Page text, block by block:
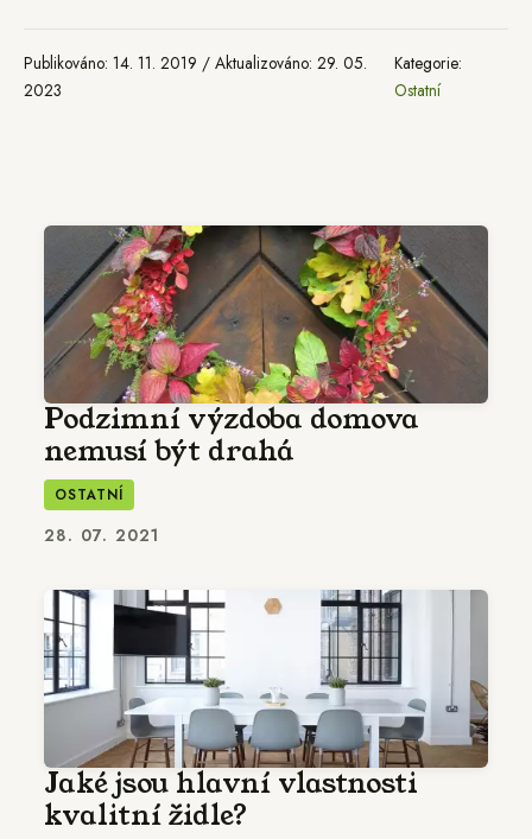
Publikováno: 14. 11. 2019 / Aktualizováno: 29. 05.
2023
Kategorie:
Ostatní
Podzimní výzdoba domova
nemusí být drahá
OSTATNÍ
28. 07. 2021
Jaké jsou hlavní vlastnosti
kvalitní židle?